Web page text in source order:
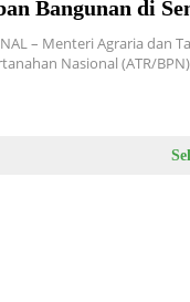
Bangunan di
– Menteri Agraria dan
Nasional (ATR/